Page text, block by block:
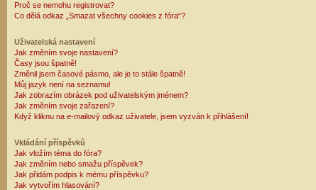
Proč se nemohu registrovat?
Co dělá odkaz „Smazat všechny cookies z fóra“?
Uživatelská nastavení
Jak změním svoje nastavení?
Časy jsou špatně!
Změnil jsem časové pásmo, ale je to stále špatně!
Můj jazyk není na seznamu!
Jak zobrazím obrázek pod uživatelským jménem?
Jak změním svoje zařazení?
Když kliknu na e-mailový odkaz uživatele, jsem vyzván k přihlášení!
Vkládání příspěvků
Jak vložím téma do fóra?
Jak změním nebo smažu příspěvek?
Jak přidám podpis k mému příspěvku?
Jak vytvořím hlasování?